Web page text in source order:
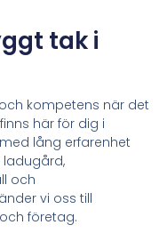
tak i
kompetens när det
här för dig i
lång erfarenhet
ladugård,
och
vi oss till
företag.